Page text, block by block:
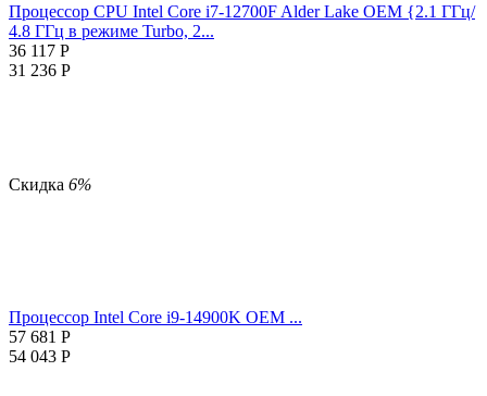
Процессор CPU Intel Core i7-12700F Alder Lake OEM {2.1 ГГц/
4.8 ГГц в режиме Turbo, 2...
36 117 Р
31 236 Р
Скидка 6%
Процессор Intel Core i9-14900K OEM ...
57 681 Р
54 043 Р